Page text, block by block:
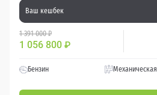
Ваш кешбек
1 391 000 ₽
1 056 800 ₽
Бензин Механическая